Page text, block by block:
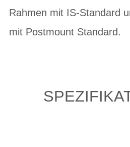
Rahmen mit IS-Standard
mit Postmount Standard.